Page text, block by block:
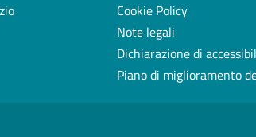
Cookie Policy
Note legali
Dichiarazione di
Piano di miglioramento